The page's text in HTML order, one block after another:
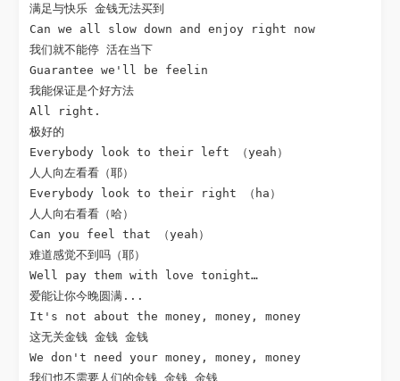
满足与快乐 金钱无法买到
Can we all slow down and enjoy right now
我们就不能停 活在当下
Guarantee we'll be feelin
我能保证是个好方法
All right.
极好的
Everybody look to their left （yeah）
人人向左看看（耶）
Everybody look to their right （ha）
人人向右看看（哈）
Can you feel that （yeah）
难道感觉不到吗（耶）
Well pay them with love tonight…
爱能让你今晚圆满...
It's not about the money, money, money
这无关金钱 金钱 金钱
We don't need your money, money, money
我们也不需要人们的金钱 金钱 金钱